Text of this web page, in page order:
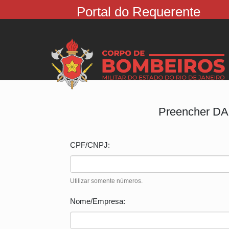
Portal do Requerente
Preencher
CPF/CNPJ:
Utilizar somente números.
Nome/Empresa: